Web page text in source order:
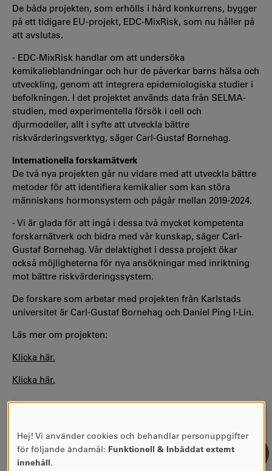
De båda projekten, som erhölls i hård konkurrens, bygger
på ett tidigare EU-projekt, EDC-MixRisk, som nu håller på
att avslutas.
- EDC-MixRisk handlar om att undersöka
kemikalieblandningar och hur de påverkar barns hälsa och
utveckling, genom att integrera epidemiologiska studier i
befolkningen. I det projektet används data från SELMA-
studien, med experimentella försök i cell och
djurmodeller, allt i syfte att utveckla bättre
riskvärderingsverktyg, säger Carl-Gustaf Bornehag.
Internationella forskarnätverk
De två nya projekten går nu vidare med att utveckla bättre
metoder för att identifiera kemikalier som kan störa
människans hormonsystem och pågår mellan 2019-2024.
- Vi är glada för att ingå i dessa två mycket kompetenta
forskarnätverk och bidra med vår kunskap, säger Carl-
Gustaf Bornehag. Vår delaktighet i dessa projekt ökar
också möjligheterna för nya ansökningar med inriktning
mot bättre riskvärderingssystem.
De forskare som arbetar med projekten från Karlstads
universitet är Carl-Gustaf Bornehag och Daniel Ping I-Lin.
Läs mer om projekten:
Klicka här.
Klicka här.
ANVÄNDNING
AV
Hej! Vi använder cookies och behandlar personuppgifter
för följande ändamål: Funktionell & Inbäddat externt
innehåll.